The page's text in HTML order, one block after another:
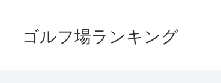
ゴルフ場ランキング